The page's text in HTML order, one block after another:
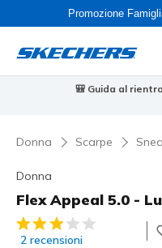
Promozione
Skechers VIP:reso gratuito
Donna Scarpe
Donna
Flex Appeal 5.0 -
Valutazione cliente 4.7
2 recensioni